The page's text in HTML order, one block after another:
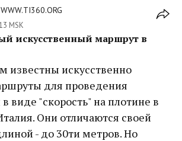
MSK
искусственный маршрут в
известны искусственно
для проведения
виде "скорость" на плотине в
Они отличаются своей
- до 30ти метров. Но